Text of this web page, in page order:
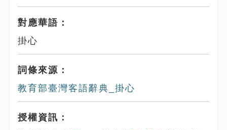
對應華語：
掛心
詞條來源：
教育部臺灣客語辭典_掛心
授權資訊：